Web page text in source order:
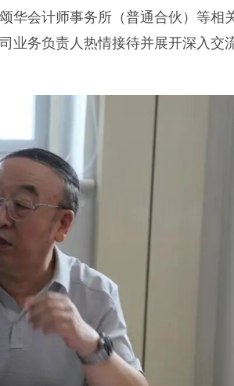
华会计师事务所（普通合伙）等相
业务负责人热情接待并展开深入交